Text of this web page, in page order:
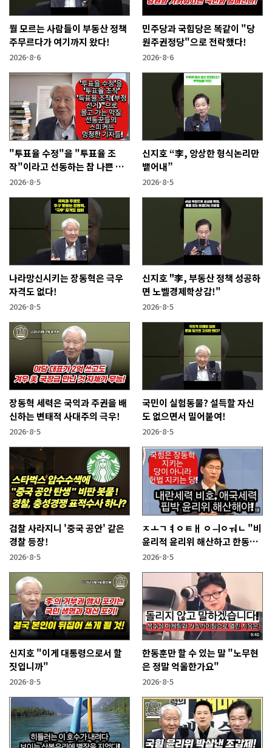
뭘 모르는 사람들이 부동산 정책
주무르다가 여기까지 왔다!
2026-8-6
민주당과 국힘당은 똑같이 "당
원주권정당"으로 전락했다!
2026-8-6
"투표율 수정"을 "투표율 조
작"이라고 선동하는 참 나쁜 사
람들!
2026-8-5
신지호 “李, 앙상한 형식논리만
뱉어내”
2026-8-5
나라망신시키는 장동혁은 극우
자격도 없다!
2026-8-5
신지호 "李, 부동산 정책 성공하
면 노벨경제학상감!"
2026-8-5
장동혁 세력은 국익과 주권을 배
신하는 변태적 사대주의 극우!
2026-8-5
국민이 실험동물? 설득할 자신
도 없으면서 밀어붙여!
2026-8-5
검찰 사라지니 '중국 공안' 같은
경찰 등장!
2026-8-5
ㅈㅗㄱㅕㅇㅌㅐ ㅇㅢㅇㅝㄴ "비
윤리적 윤리위 해산하고 한동훈
복당 시켜야"
2026-8-5
신지호 "이게 대통령으로서 할
짓입니까"
2026-8-5
한동훈만 할 수 있는 말 "노무현
은 정말 억울한가요"
2026-8-5